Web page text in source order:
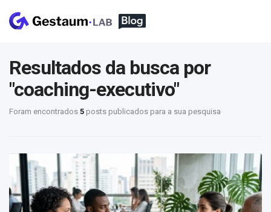
Resultados da busca por
"coaching-executivo"
Foram encontrados 5 posts publicados para a sua pesquisa